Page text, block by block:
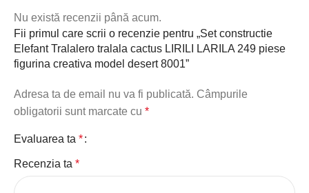
Nu există recenzii până acum.
Fii primul care scrii o recenzie pentru „Set constructie
Elefant Tralalero tralala cactus LIRILI LARILA 249 piese
figurina creativa model desert 8001”
Adresa ta de email nu va fi publicată. Câmpurile
obligatorii sunt marcate cu *
Evaluarea ta *
Recenzia ta *